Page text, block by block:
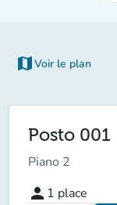
map Voir le plan
Posto 001
Piano 2
person 1 place